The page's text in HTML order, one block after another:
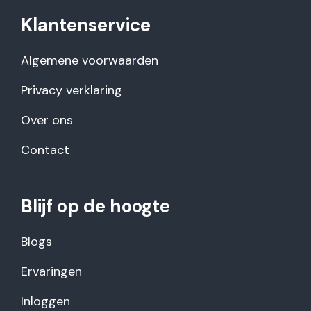
Klantenservice
Algemene voorwaarden
Privacy verklaring
Over ons
Contact
Blijf op de hoogte
Blogs
Ervaringen
Inloggen